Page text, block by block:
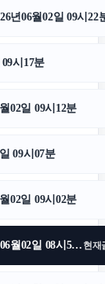
년06월02일 09시22
시17분
02일 09시12분
09시07분
02일 09시02분
언리얼엔진교육 상담 전 확인사항 2026년06월02일 08시56분 현재